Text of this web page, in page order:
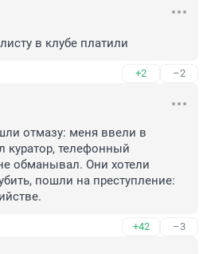
в клубе платили
+2 –2
отмазу: меня ввели в
куратор, телефонный
обманывал. Они хотели
пошли на преступление:
+42 –3